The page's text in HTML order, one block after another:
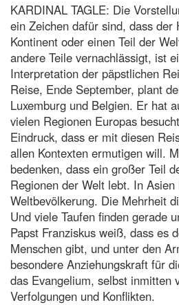
KARDINAL TAGLE: Die
ein Zeichen dafür sind, dass der
Kontinent oder einen Teil der
andere Teile vernachlässigt, ist
Interpretation der päpstlichen
Reise, Ende September, plant
Luxemburg und Belgien. Er hat
vielen Regionen Europas
Eindruck, dass er mit diesen
allen Kontexten ermutigen will.
bedenken, dass ein großer Teil
Regionen der Welt lebt. In
Weltbevölkerung. Die Mehrheit
Und viele Taufen finden gerade
Papst Franziskus weiß, dass es
Menschen gibt, und unter den
besondere Anziehungskraft für
das Evangelium, selbst inmitten
Verfolgungen und Konflikten.